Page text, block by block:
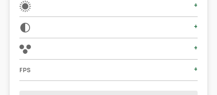
+
+
+
FPS +